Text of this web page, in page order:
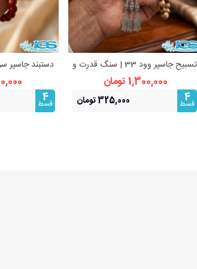
مشاهده بیشترتسبیح جاسپر وود 33 | سنگ قدرت و
آرامش
1,300,000 تومان
4
قسط 325,000 تومان
دستبند جاسپر
| زیبایی
900,000
4
قسط